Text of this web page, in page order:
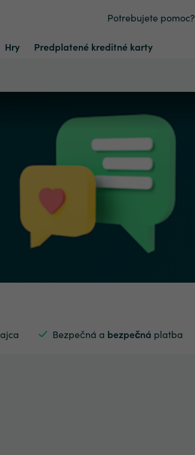
Potrebujete pomoc?
Hry Predplatené kreditné karty
Bezpečná a bezpečná platba